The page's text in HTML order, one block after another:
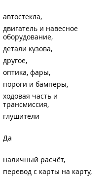
автостекла
двигатель и навесное
оборудование
детали кузова
другое
оптика, фары
пороги и бамперы
ходовая часть и
трансмиссия
глушители
Да
наличный расчёт
перевод с карты на карту